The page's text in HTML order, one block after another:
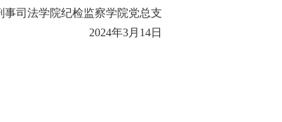
事司法学院纪检监察学院党总支
2024年3月 14日